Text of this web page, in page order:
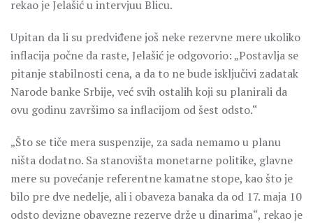
rekao je Jelašić u intervjuu Blicu.
Upitan da li su predviđene još neke rezervne mere ukoliko
inflacija počne da raste, Jelašić je odgovorio: „Postavlja se
pitanje stabilnosti cena, a da to ne bude isključivi zadatak
Narode banke Srbije, već svih ostalih koji su planirali da
ovu godinu završimo sa inflacijom od šest odsto.“
„Što se tiče mera suspenzije, za sada nemamo u planu
ništa dodatno. Sa stanovišta monetarne politike, glavne
mere su povećanje referentne kamatne stope, kao što je
bilo pre dve nedelje, ali i obaveza banaka da od 17. maja 10
odsto devizne obavezne rezerve drže u dinarima“, rekao je